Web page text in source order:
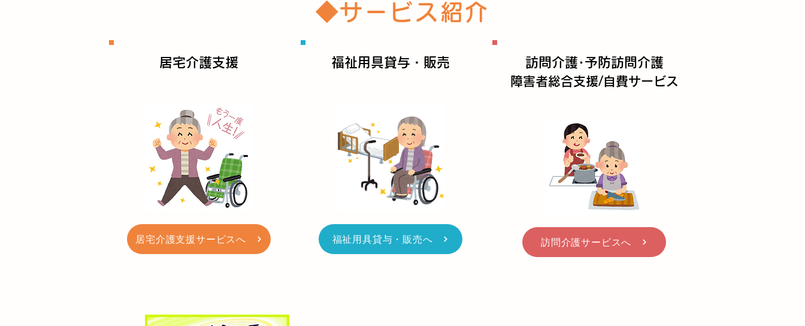
◆サービス紹介
居宅介護支援
居宅介護支援サービスへ
福祉用具貸与・販売
福祉用具貸与・販売へ
訪問介護･予防訪問介護
障害者総合支援/自費サービス
訪問介護サービスへ